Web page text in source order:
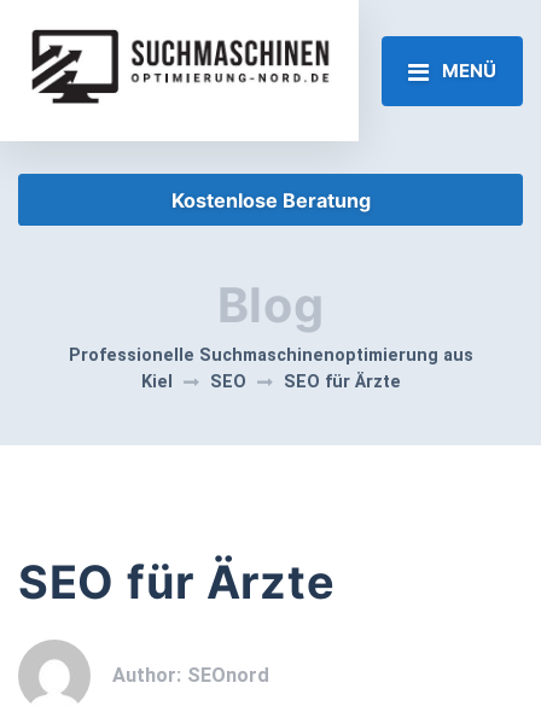
MENÜ
Kostenlose Beratung
Blog
Professionelle Suchmaschinenoptimierung aus
Kiel
SEO SEO für Ärzte
SEO für Ärzte
Author: SEOnord